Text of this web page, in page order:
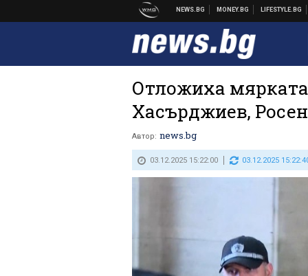
Отложиха
Хасърджиев,
Автор: news.bg
03.12.2025 15:22:00 03.12.2025